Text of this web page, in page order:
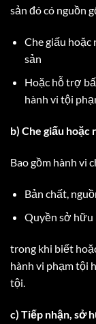
sản đó có nguồn
Che giấu hoặc
sản
Hoặc hỗ trợ
hành vi tội
b) Che giấu hoặc
Bao gồm hành vi
Bản chất,
Quyền sở hữu
trong khi biết
hành vi phạm tội
tội.
c) Tiếp nhận, sở